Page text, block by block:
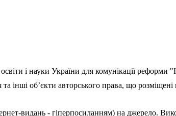
освіти і науки України для комунікації
інші об’єкти авторського права, що
видань - гіперпосиланням) на джерело.